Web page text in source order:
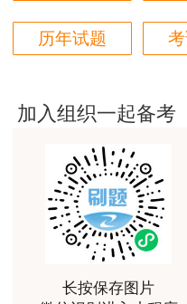
用户m6****68
用户m7****66
好好 好 好 好真好
用户Fa****56
认真听完，自己理解
用户xj****ra
历年试题
加入组织一起备考
长按保存图片